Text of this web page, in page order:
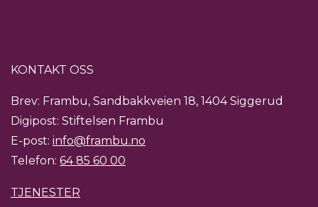
KONTAKT OSS
Brev: Frambu, Sandbakkveien 18, 1404 Siggerud
Digipost: Stiftelsen Frambu
E-post: info@frambu.no
Telefon: 64 85 60 00
TJENESTER